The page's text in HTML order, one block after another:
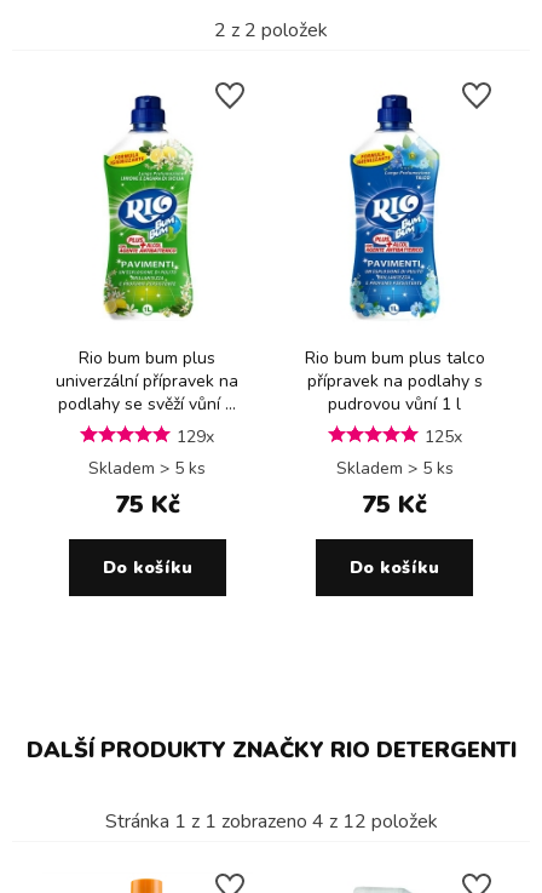
2 z 2 položek
Rio bum bum plus
univerzální přípravek na
podlahy se svěží vůní ...
129x
Skladem > 5 ks
75 Kč
Do košíku
Rio bum bum plus talco
přípravek na podlahy s
pudrovou vůní 1 l
125x
Skladem > 5 ks
75 Kč
Do košíku
DALŠÍ PRODUKTY ZNAČKY RIO DETERGENTI
Stránka 1 z 1 zobrazeno 4 z 12 položek